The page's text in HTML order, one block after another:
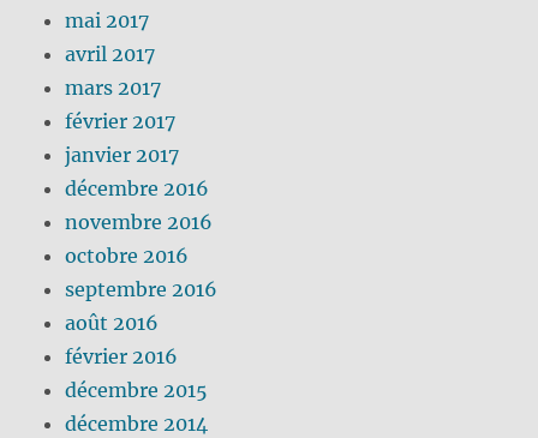
mai 2017
avril 2017
mars 2017
février 2017
janvier 2017
décembre 2016
novembre 2016
octobre 2016
septembre 2016
août 2016
février 2016
décembre 2015
décembre 2014